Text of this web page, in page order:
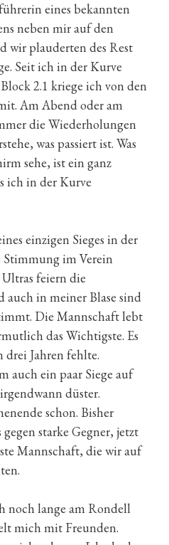
eines bekannten
neben mir auf den
wir plauderten des Rest
Seit ich in der Kurve
2.1 kriege ich von den
Am Abend oder am
die Wiederholungen
was passiert ist. Was
sehe, ist ein ganz
ich in der Kurve
einzigen Sieges in der
Stimmung im Verein
feiern die
in meiner Blase sind
Die Mannschaft lebt
das Wichtigste. Es
drei Jahren fehlte.
auch ein paar Siege auf
düster.
schon. Bisher
starke Gegner, jetzt
Mannschaft, die wir auf
noch lange am Rondell
mich mit Freunden.